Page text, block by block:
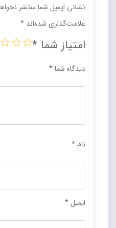
نشانی ایمیل شما منتشر
علامت‌گذاری شده‌اند *
امتیاز شما *
دیدگاه شما*
نام*
ایمیل*